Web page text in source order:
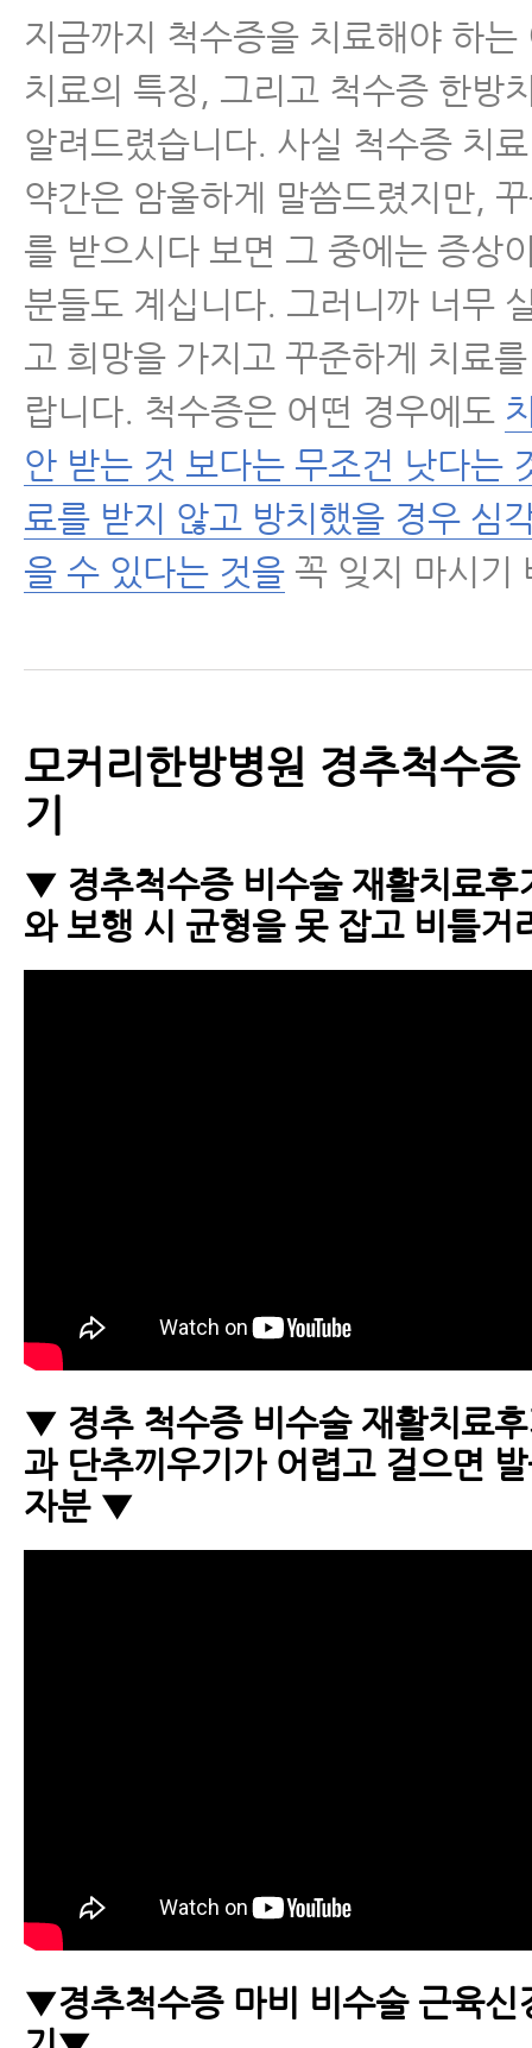
지금까지 척수증을 치료해야 하는
치료의 특징, 그리고 척수증 한방
알려드렸습니다. 사실 척수증 치
약간은 암울하게 말씀드렸지만,
를 받으시다 보면 그 중에는 증상
분들도 계십니다. 그러니까 너무
고 희망을 가지고 꾸준하게 치료
랍니다. 척수증은 어떤 경우에도
안 받는 것 보다는 무조건 낫다는
료를 받지 않고 방치했을 경우 심
을 수 있다는 것을 꼭 잊지 마시기
모커리한방병원 경추척수
기
▼ 경추척수증 비수술 재활치료후
와 보행 시 균형을 못 잡고 비틀
▼ 경추 척수증 비수술 재활치료
과 단추끼우기가 어렵고 걸으면
자분 ▼
▼경추척수증 마비 비수술 근육신